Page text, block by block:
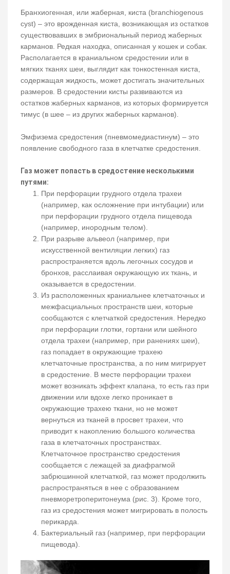
Бранхиогенная, или жаберная, киста (branchiogenous
cyst) – это врожденная киста, возникающая из остатков
существовавших в эмбриональный период жаберных
карманов. Редкая находка, описанная у кошек и собак.
Располагается в краниальном средостении или в
мягких тканях шеи, выглядит как тонкостенная киста,
содержащая жидкость, может достигать значительных
размеров. В средостении кисты развиваются из
остатков жаберных карманов, из которых формируется
тимус (в шее – из других жаберных карманов).
Эмфизема средостения (пневмомедиастинум) – это
появление свободного газа в клетчатке средостения.
Газ может попасть в средостение несколькими
путями:
При перфорации грудного отдела трахеи
(например, как осложнение при интубации) или
при перфорации грудного отдела пищевода
(например, инородным телом).
При разрыве альвеол (например, при
искусственной вентиляции легких) газ
распространяется вдоль легочных сосудов и
бронхов, расслаивая окружающую их ткань, и
оказывается в средостении.
Из расположенных краниальнее клетчаточных и
межфасциальных пространств шеи, которые
сообщаются с клетчаткой средостения. Нередко
при перфорации глотки, гортани или шейного
отдела трахеи (например, при ранениях шеи),
газ попадает в окружающие трахею
клетчаточные пространства, а по ним мигрирует
в средостение. В месте перфорации трахеи
может возникать эффект клапана, то есть газ при
движении или вдохе легко проникает в
окружающие трахею ткани, но не может
вернуться из тканей в просвет трахеи, что
приводит к накоплению большого количества
газа в клетчаточных пространствах.
Клетчаточное пространство средостения
сообщается с лежащей за диафрагмой
забрюшинной клетчаткой, газ может продолжить
распространяться в нее с образованием
пневморетроперитонеума (рис. 3). Кроме того,
газ из средостения может мигрировать в полость
перикарда.
Бактериальный газ (например, при перфорации
пищевода).